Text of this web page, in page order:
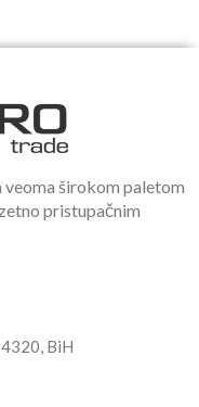
veoma širokom paletom
pristupačnim
BiH